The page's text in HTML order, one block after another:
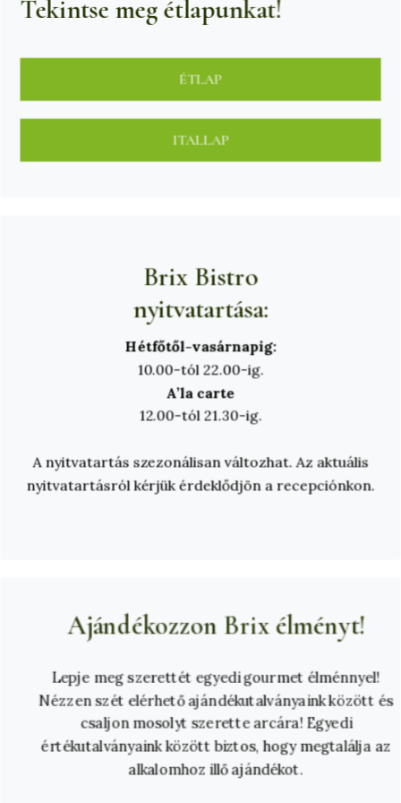
Tekintse meg étlapunkat!
ÉTLAP
ITALLAP
Brix Bistro
nyitvatartása:
Hétfőtől-vasárnapig:
10.00-tól 22.00-ig.
A’la carte
12.00-tól 21.30-ig.
A nyitvatartás szezonálisan változhat. Az aktuális
nyitvatartásról kérjük érdeklődjön a recepciónkon.
Ajándékozzon Brix élményt!
Lepje meg szerettét egyedi gourmet élménnyel!
Nézzen szét elérhető ajándékutalványaink között és
csaljon mosolyt szerette arcára! Egyedi
értékutalványaink között biztos, hogy megtalálja az
alkalomhoz illő ajándékot.